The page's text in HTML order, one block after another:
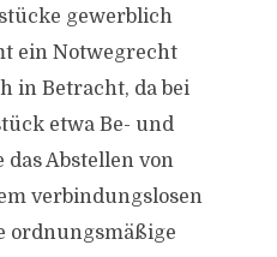
gewerblich
ein Notwegrecht
in Betracht, da bei
etwa Be- und
das Abstellen von
verbindungslosen
ordnungsmäßige